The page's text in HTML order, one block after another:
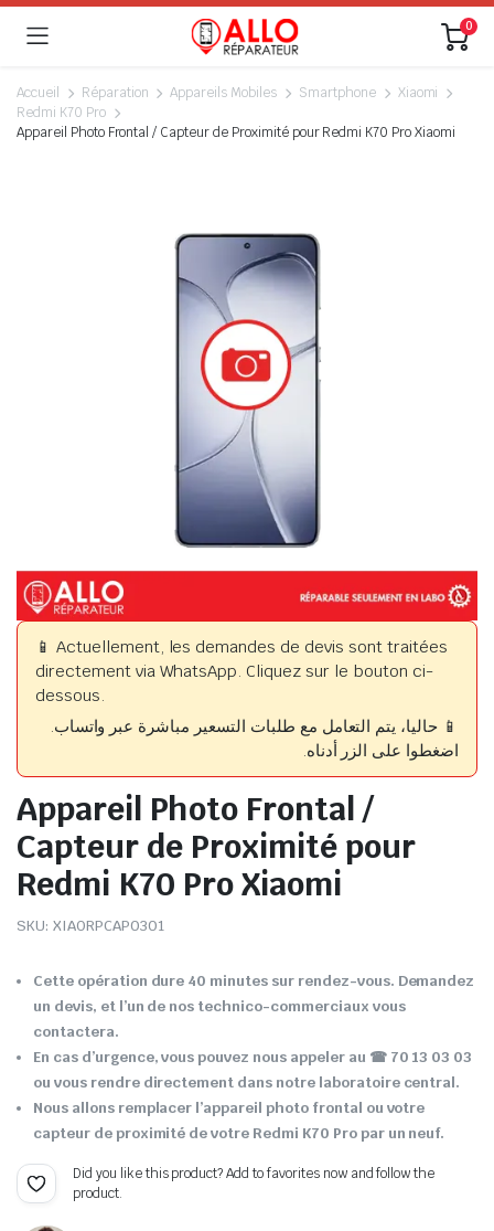
0
Accueil Réparation Appareils Mobiles Smartphone
Xiaomi
Redmi K70 Pro
Appareil Photo Frontal / Capteur de Proximité pour Redmi K70 Pro Xiaomi
📱 Actuellement, les demandes de devis sont traitées
directement via WhatsApp. Cliquez sur le bouton ci-
dessous.
📱 حاليا، يتم التعامل مع طلبات التسعير مباشرة عبر واتساب.
اضغطوا على الزر أدناه.
Appareil Photo Frontal /
Capteur de Proximité pour
Redmi K70 Pro Xiaomi
SKU: XIAORPCAP0301
Cette opération dure 40 minutes sur rendez-vous. Demandez
un devis, et l’un de nos technico-commerciaux vous
contactera.
En cas d’urgence, vous pouvez nous appeler au ☎ 70 13 03 03
ou vous rendre directement dans notre laboratoire central.
Nous allons remplacer l’appareil photo frontal ou votre
capteur de proximité de votre Redmi K70 Pro par un neuf.
Did you like this product? Add to favorites now and follow the
product.